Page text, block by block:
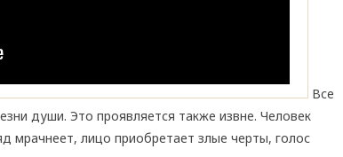
Все
души. Это проявляется также извне. Человек
мрачнеет, лицо приобретает злые черты, голос